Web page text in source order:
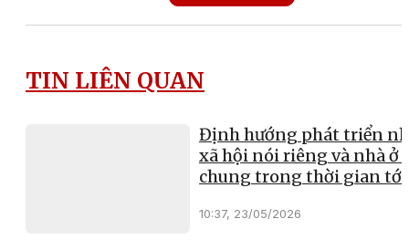
TIN LIÊN QUAN
Định hướng phát triển
xã hội nói riêng và nhà ở
chung trong thời gian tới
10:37, 23/05/2026